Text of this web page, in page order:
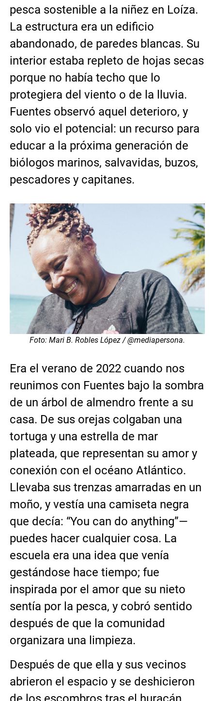
pesca sostenible a la niñez en Loíza.
La estructura era un edificio
abandonado, de paredes blancas. Su
interior estaba repleto de hojas secas
porque no había techo que lo
protegiera del viento o de la lluvia.
Fuentes observó aquel deterioro, y
solo vio el potencial: un recurso para
educar a la próxima generación de
biólogos marinos, salvavidas, buzos,
pescadores y capitanes.
Foto: Mari B. Robles López / @mediapersona.
Era el verano de 2022 cuando nos
reunimos con Fuentes bajo la sombra
de un árbol de almendro frente a su
casa. De sus orejas colgaban una
tortuga y una estrella de mar
plateada, que representan su amor y
conexión con el océano Atlántico.
Llevaba sus trenzas amarradas en un
moño, y vestía una camiseta negra
que decía: “You can do anything”—
puedes hacer cualquier cosa. La
escuela era una idea que venía
gestándose hace tiempo; fue
inspirada por el amor que su nieto
sentía por la pesca, y cobró sentido
después de que la comunidad
organizara una limpieza.
Después de que ella y sus vecinos
abrieron el espacio y se deshicieron